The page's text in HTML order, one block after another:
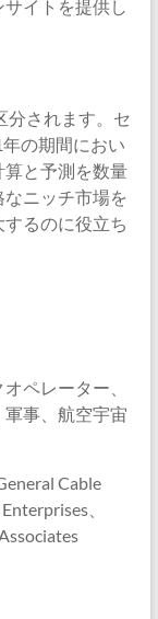
イトを提供し
分されます。セ
の期間におい
と予測を数量
ニッチ市場を
るのに役立ち
ペレーター、
事、航空宇宙
Cable
、